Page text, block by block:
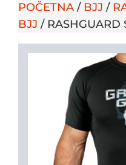
POČETNA / BJJ /
BJJ / RASHGUARD